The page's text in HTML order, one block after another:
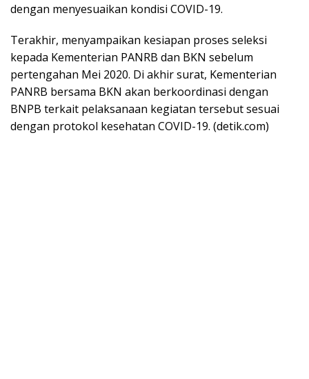
dengan menyesuaikan kondisi COVID-19.
Terakhir, menyampaikan kesiapan proses seleksi
kepada Kementerian PANRB dan BKN sebelum
pertengahan Mei 2020. Di akhir surat, Kementerian
PANRB bersama BKN akan berkoordinasi dengan
BNPB terkait pelaksanaan kegiatan tersebut sesuai
dengan protokol kesehatan COVID-19. (detik.com)